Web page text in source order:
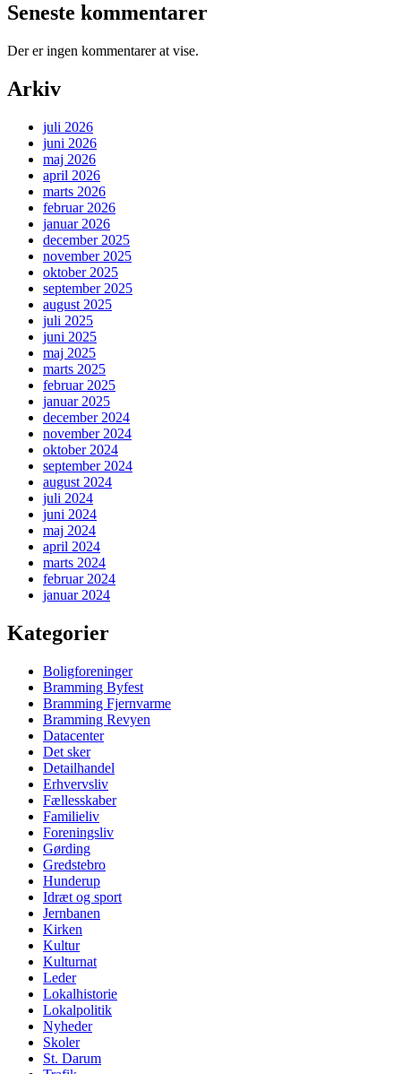
Seneste kommentarer
Der er ingen kommentarer at vise.
Arkiv
juli 2026
juni 2026
maj 2026
april 2026
marts 2026
februar 2026
januar 2026
december 2025
november 2025
oktober 2025
september 2025
august 2025
juli 2025
juni 2025
maj 2025
marts 2025
februar 2025
januar 2025
december 2024
november 2024
oktober 2024
september 2024
august 2024
juli 2024
juni 2024
maj 2024
april 2024
marts 2024
februar 2024
januar 2024
Kategorier
Boligforeninger
Bramming Byfest
Bramming Fjernvarme
Bramming Revyen
Datacenter
Det sker
Detailhandel
Erhvervsliv
Fællesskaber
Familieliv
Foreningsliv
Gørding
Gredstebro
Hunderup
Idræt og sport
Jernbanen
Kirken
Kultur
Kulturnat
Leder
Lokalhistorie
Lokalpolitik
Nyheder
Skoler
St. Darum